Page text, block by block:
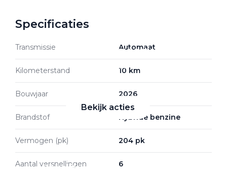
Zakelijke Lease acties
Profiteer van zakelijk
Bekijk acties
Zakelijk
Specificaties
Transmissie Automaat
Kilometerstand 10 km
Bouwjaar 2026
Brandstof Hybride benzine
Vermogen (pk) 204 pk
Aantal versnellingen 6